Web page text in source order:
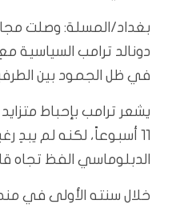
بغداد/المسلة: وصلت
دونالد ترامب السياسية
في ظل الجمود بين
يشعر ترامب بإحباط
11 أسبوعاً، لكنه لم
الدبلوماسي الفظ تجاه
خلال سنته الأولى في